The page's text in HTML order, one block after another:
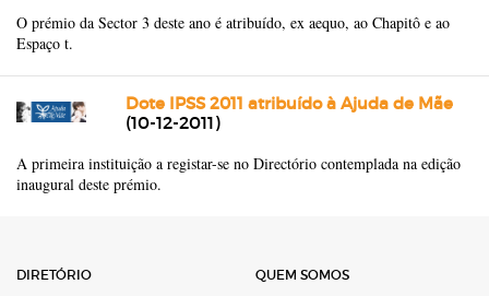
O prémio da Sector 3 deste ano é atribuído, ex aequo, ao Chapitô e ao
Espaço t.
Dote IPSS 2011 atribuído à Ajuda de Mãe
(10-12-2011)
A primeira instituição a registar-se no Directório contemplada na edição
inaugural deste prémio.
DIRETÓRIO
QUEM SOMOS